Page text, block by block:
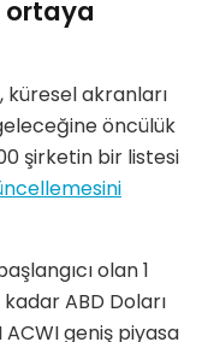
ortaya
küresel akranları
öncülük
şirketin bir listesi
olan 1
kadar ABD Doları
geniş piyasa